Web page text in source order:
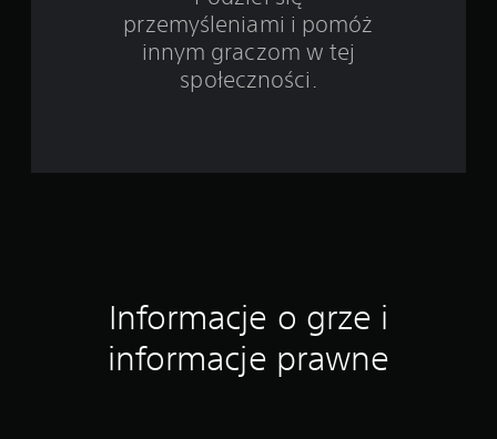
przemyśleniami i pomóż
innym graczom w tej
społeczności.
Informacje o grze i
informacje prawne